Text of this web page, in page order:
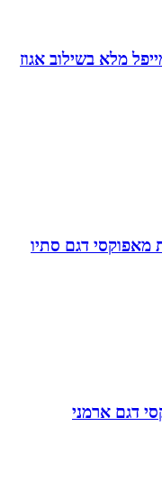
מעץ מייפל מלא בשילוב אגוז